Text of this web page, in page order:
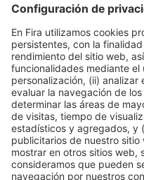
Proveedor oficial